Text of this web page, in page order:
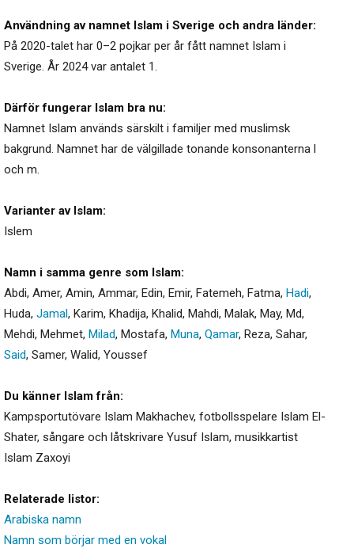
Användning av namnet Islam i Sverige och andra länder:
På 2020-talet har 0–2 pojkar per år fått namnet Islam i
Sverige. År 2024 var antalet 1.
Därför fungerar Islam bra nu:
Namnet Islam används särskilt i familjer med muslimsk
bakgrund. Namnet har de välgillade tonande konsonanterna l
och m.
Varianter av Islam:
Islem
Namn i samma genre som Islam:
Abdi, Amer, Amin, Ammar, Edin, Emir, Fatemeh, Fatma, Hadi,
Huda, Jamal, Karim, Khadija, Khalid, Mahdi, Malak, May, Md,
Mehdi, Mehmet, Milad, Mostafa, Muna, Qamar, Reza, Sahar,
Said, Samer, Walid, Youssef
Du känner Islam från:
Kampsportutövare Islam Makhachev, fotbollsspelare Islam El-
Shater, sångare och låtskrivare Yusuf Islam, musikkartist
Islam Zaxoyi
Relaterade listor:
Arabiska namn
Namn som börjar med en vokal